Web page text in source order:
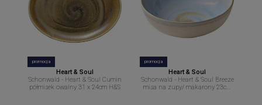
promocja
Heart & Soul
Schonwald - Heart & Soul Cumin
półmisek owalny 31 x 24cm H&S
promocja
Heart & Soul
Schonwald - Heart & Soul Breeze
misa na zupy/ makarony 23cm